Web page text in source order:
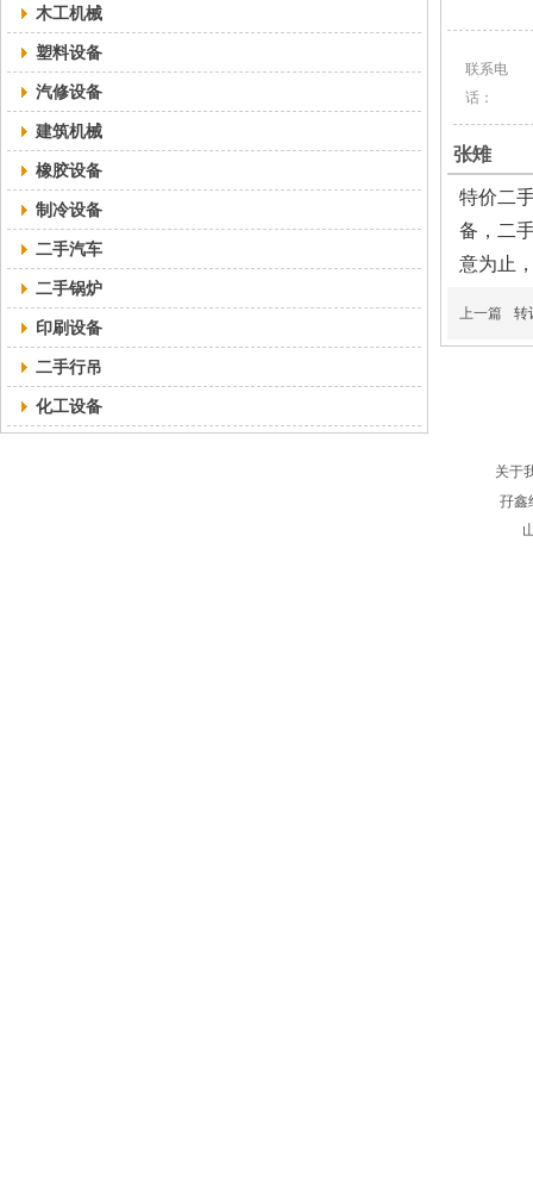
木工机械
塑料设备
汽修设备
建筑机械
橡胶设备
制冷设备
二手汽车
二手锅炉
印刷设备
二手行吊
化工设备
联系电
话：
张雉
特价二
备，二
意为止
上一篇 转
关于
孖鑫